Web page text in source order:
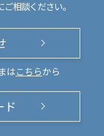
相談ください。
は こちらから
ド